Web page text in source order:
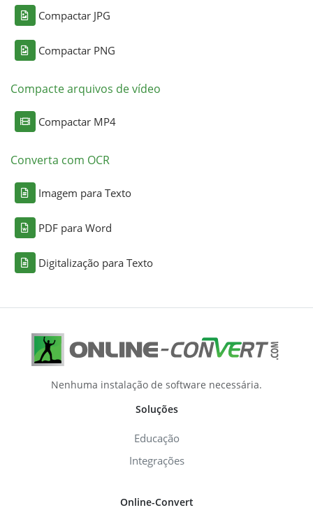
Compactar JPG
Compactar PNG
Compacte arquivos de vídeo
Compactar MP4
Converta com OCR
Imagem para Texto
PDF para Word
Digitalização para Texto
Nenhuma instalação de software necessária.
Soluções
Educação
Integrações
Online-Convert